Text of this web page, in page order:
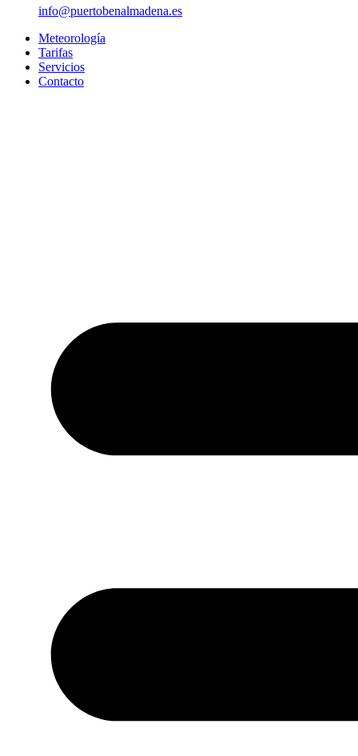
info@puertobenalmadena.es
Meteorología
Tarifas
Servicios
Contacto